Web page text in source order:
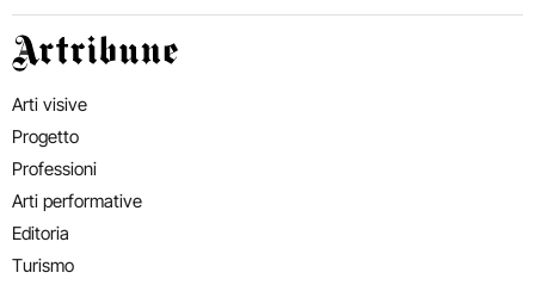
Artribune
Arti visive
Progetto
Professioni
Arti performative
Editoria
Turismo